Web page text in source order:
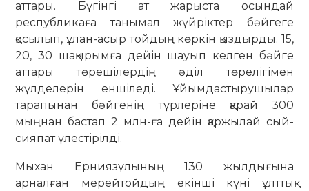
аттары. Бүгінгі ат жарыста осындай
республикаға танымал жүйріктер бәйгеге
қосылып, ұлан-асыр тойдың көркін қыздырды. 15,
20, 30 шақырымға дейін шауып келген бәйге
аттары төрешілердің әділ төрелігімен
жүлделерін еншіледі. Ұйымдастырушылар
тарапынан бәйгенің түрлеріне қарай 300
мыңнан бастап 2 млн-ға дейін қаржылай сый-
сияпат үлестірілді.
Мыхан Ерниязұлының 130 жылдығына
арналған мерейтойдың екінші күні ұлттық